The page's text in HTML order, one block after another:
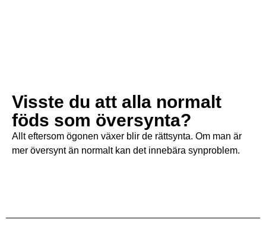
Visste du att alla normalt
föds som översynta?
Allt eftersom ögonen växer blir de rättsynta. Om man är
mer översynt än normalt kan det innebära synproblem.